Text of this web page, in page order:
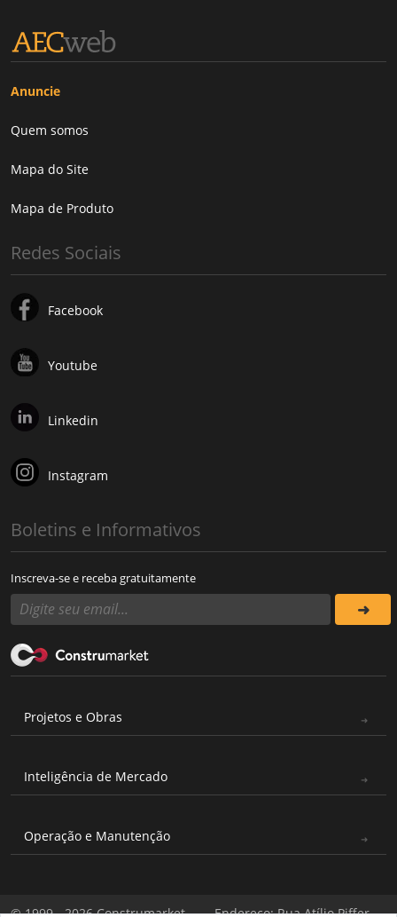
Anuncie
Quem somos
Mapa do Site
Mapa de Produto
Redes Sociais
Facebook
Youtube
Linkedin
Instagram
Boletins e Informativos
Inscreva-se e receba gratuitamente
Projetos e Obras
Inteligência de Mercado
Operação e Manutenção
© 1999 - 2026 Construmarket Endereço: Rua Atílio Piffer,